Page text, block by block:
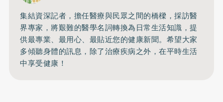
集結資深記者，擔任醫療與民眾之間的橋樑，採訪醫
界專家，將艱難的醫學名詞轉換為日常生活知識，提
供最專業、最用心、最貼近您的健康新聞。希望大家
多傾聽身體的訊息，除了治療疾病之外，在平時生活
中享受健康！